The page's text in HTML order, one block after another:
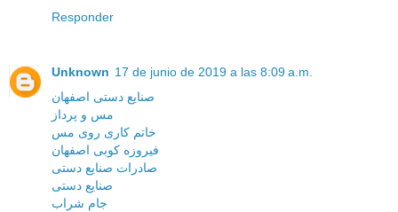
Responder
Unknown 17 de junio de 2019 a las 8:09 a.m.
صنایع دستی اصفهان
مس و پرداز
خاتم کاری روی مس
فیروزه کوبی اصفهان
صادرات صنایع دستی
صنایع دستی
جام شراب